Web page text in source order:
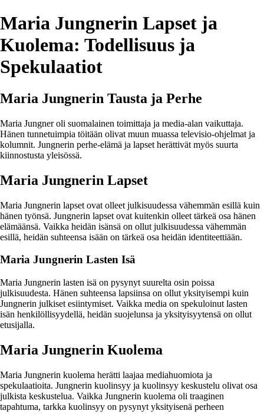
Maria Jungnerin Lapset ja
Kuolema: Todellisuus ja
Spekulaatiot
Maria Jungnerin Tausta ja Perhe
Maria Jungner oli suomalainen toimittaja ja media-alan vaikuttaja.
Hänen tunnetuimpia töitään olivat muun muassa televisio-ohjelmat ja
kolumnit. Jungnerin perhe-elämä ja lapset herättivät myös suurta
kiinnostusta yleisössä.
Maria Jungnerin Lapset
Maria Jungnerin lapset ovat olleet julkisuudessa vähemmän esillä kuin
hänen työnsä. Jungnerin lapset ovat kuitenkin olleet tärkeä osa hänen
elämäänsä. Vaikka heidän isänsä on ollut julkisuudessa vähemmän
esillä, heidän suhteensa isään on tärkeä osa heidän identiteettiään.
Maria Jungnerin Lasten Isä
Maria Jungnerin lasten isä on pysynyt suurelta osin poissa
julkisuudesta. Hänen suhteensa lapsiinsa on ollut yksityisempi kuin
Jungnerin julkiset esiintymiset. Vaikka media on spekuloinut lasten
isän henkilöllisyydellä, heidän suojelunsa ja yksityisyytensä on ollut
etusijalla.
Maria Jungnerin Kuolema
Maria Jungnerin kuolema herätti laajaa mediahuomiota ja
spekulaatioita. Jungnerin kuolinsyy ja kuolinsyy keskustelu olivat osa
julkista keskustelua. Vaikka Jungnerin kuolema oli traaginen
tapahtuma, tarkka kuolinsyy on pysynyt yksityisenä perheen